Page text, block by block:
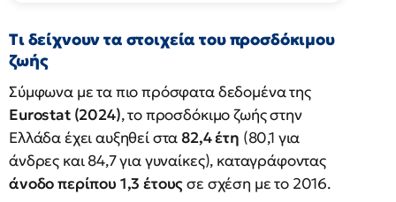
Τι δείχνουν τα στοιχεία του προσδόκιμου
ζωής
Σύμφωνα με τα πιο πρόσφατα δεδομένα της
Eurostat (2024), το προσδόκιμο ζωής στην
Ελλάδα έχει αυξηθεί στα82,4 έτη (80,1 για
άνδρες και 84,7 για γυναίκες), καταγράφοντας
άνοδο περίπου 1,3 έτουςσε σχέση με το 2016.